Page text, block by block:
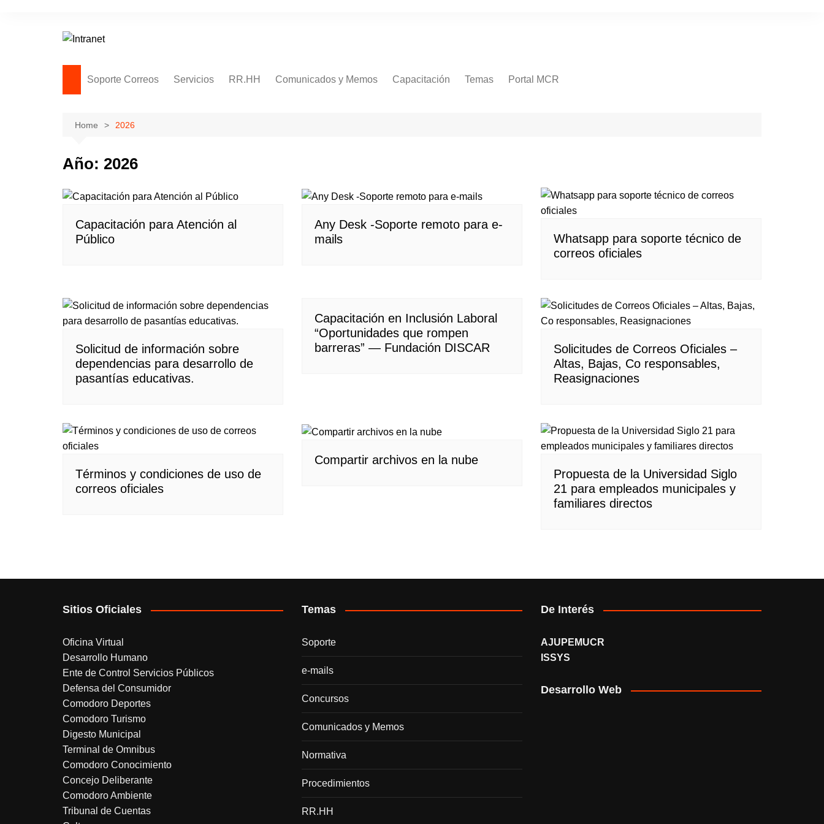
Soporte Correos
Adjuntos – Archivos en la
Servicios RR.HH Comunicados y Memos Capacitación Temas
Servicios
Portal MCR
Home 2026
Año: 2026
Capacitación para Atención al
Público
Any Desk -Soporte remoto para e-
mails
Whatsapp para soporte técnico de
correos oficiales
Solicitud de información sobre
dependencias para desarrollo de
pasantías educativas.
Capacitación en Inclusión Laboral
“Oportunidades que rompen
barreras” — Fundación DISCAR
Solicitudes de Correos Oficiales –
Altas, Bajas, Co responsables,
Reasignaciones
Términos y condiciones de uso de
correos oficiales
Compartir archivos en la nube
Propuesta de la Universidad Siglo
21 para empleados municipales y
familiares directos
Sitios Oficiales
Oficina Virtual
Desarrollo Humano
Ente de Control Servicios Públicos
Defensa del Consumidor
Comodoro Deportes
Comodoro Turismo
Digesto Municipal
Terminal de Omnibus
Comodoro Conocimiento
Concejo Deliberante
Comodoro Ambiente
Tribunal de Cuentas
Temas
Soporte
e-mails
Concursos
Comunicados y Memos
Normativa
Procedimientos
RR.HH
De Interés
AJUPEMUCR
ISSYS
Desarrollo Web